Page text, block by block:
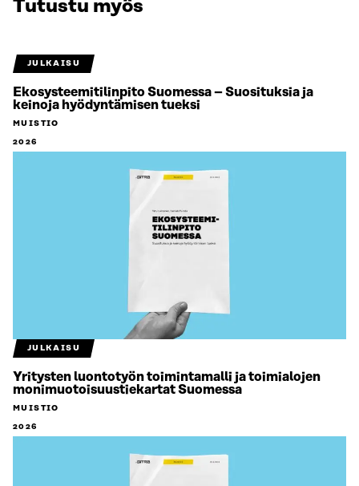
Tutustu myös
JULKAISU
Ekosysteemitilinpito Suomessa – Suosituksia ja
keinoja hyödyntämisen tueksi
MUISTIO
2026
JULKAISU
Yritysten luontotyön toimintamalli ja toimialojen
monimuotoisuustiekartat Suomessa
MUISTIO
2026